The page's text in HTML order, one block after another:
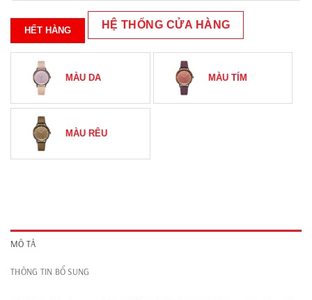
HẾT HÀNG HỆ THỐNG CỬA HÀNG
MÀU DA MÀU TÍM
MÀU RÊU
MÔ TẢ
THÔNG TIN BỔ SUNG